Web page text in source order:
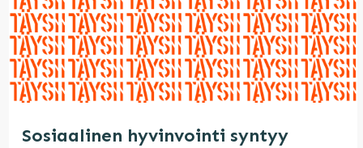
Sosiaalinen hyvinvointi syntyy